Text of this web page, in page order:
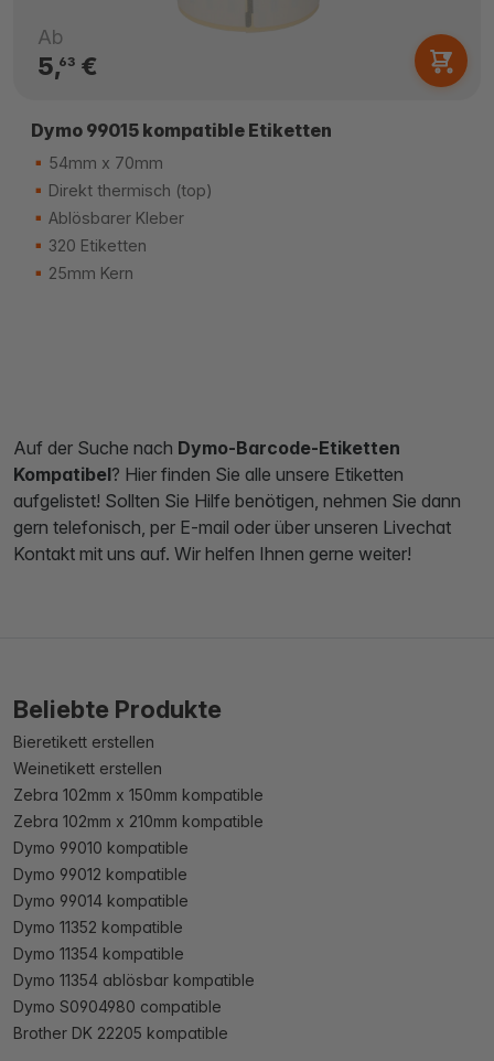
Ab
5,63€
Dymo 99015 kompatible Etiketten
54mm x 70mm
Direkt thermisch (top)
Ablösbarer Kleber
320 Etiketten
25mm Kern
Auf der Suche nach Dymo-Barcode-Etiketten
Kompatibel? Hier finden Sie alle unsere Etiketten
aufgelistet! Sollten Sie Hilfe benötigen, nehmen Sie dann
gern telefonisch, per E-mail oder über unseren Livechat
Kontakt mit uns auf. Wir helfen Ihnen gerne weiter!
Beliebte Produkte
Bieretikett erstellen
Weinetikett erstellen
Zebra 102mm x 150mm kompatible
Zebra 102mm x 210mm kompatible
Dymo 99010 kompatible
Dymo 99012 kompatible
Dymo 99014 kompatible
Dymo 11352 kompatible
Dymo 11354 kompatible
Dymo 11354 ablösbar kompatible
Dymo S0904980 compatible
Brother DK 22205 kompatible